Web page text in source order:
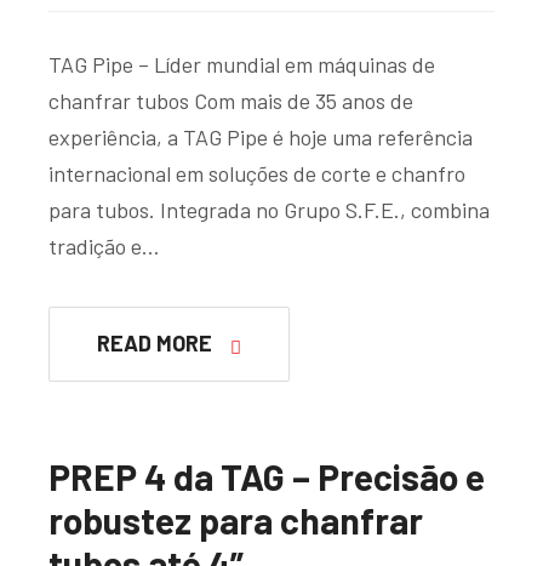
TAG Pipe – Líder mundial em máquinas de
chanfrar tubos Com mais de 35 anos de
experiência, a TAG Pipe é hoje uma referência
internacional em soluções de corte e chanfro
para tubos. Integrada no Grupo S.F.E., combina
tradição e…
READ MORE
PREP 4 da TAG – Precisão e
robustez para chanfrar